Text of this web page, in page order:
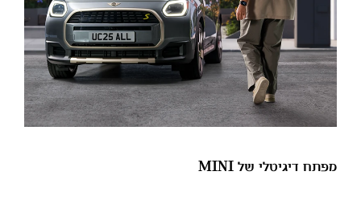
מפתח דיגיטלי של MINI